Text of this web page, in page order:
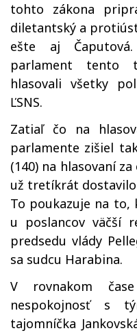
tohto zákona
diletantský a
ešte aj
parlament tento
hlasovali všetky
ĽSNS.
Zatiaľ čo na
parlamente zišiel
(140) na hlasovaní
už tretíkrát
To poukazuje na to,
u poslancov väčší
predsedu vlády
sa sudcu Harabina.
V rovnakom
nespokojnosť s
tajomníčka